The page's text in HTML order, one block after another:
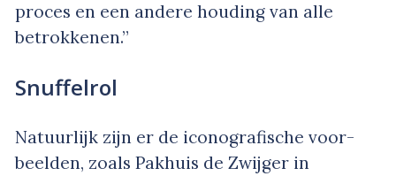
proces en een andere houding van alle
betrokkenen.”
Snuffelrol
Natuurlijk zijn er de iconografische voor­
beelden, zoals Pakhuis de Zwijger in